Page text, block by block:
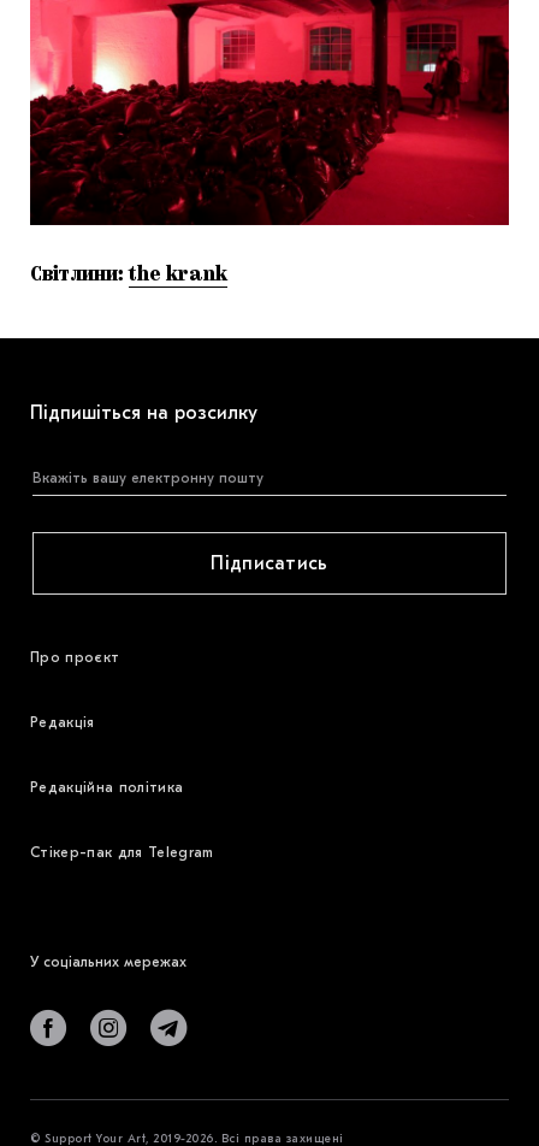
Світлини:the krank
Підпишіться на розсилку
Підписатись
Про проєкт
Редакція
Редакційна політика
Стікер-пак для Telegram
У соціальних мережах
© Support Your Art, 2019-2026. Всі права захищені